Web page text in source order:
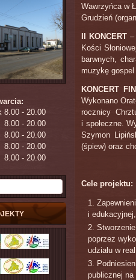
8.00 - 20.00
8.00 - 20.00
8.00 - 20.00
8.00 - 20.00
8.00 - 20.00
Wawrzyńca w
Grudzień
II KONCERT–
Kości
barwnych,
muzykę gospel
KONCERT
Wykonano
rocznicy
i społeczne.
Szymon
(śpiew) oraz
Cele projektu:
i
poprzez
udziału w
publicznej na